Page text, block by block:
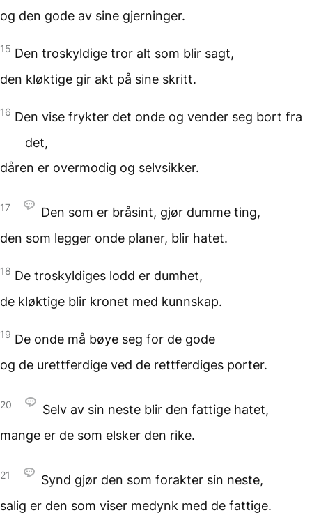
og den gode av sine gjerninger.
15 Den troskyldige tror alt som blir sagt,
den kløktige gir akt på sine skritt.
16 Den vise frykter det onde og vender seg bort fra
det,
dåren er overmodig og selvsikker.
17 Den som er bråsint, gjør dumme ting,
den som legger onde planer, blir hatet.
18 De troskyldiges lodd er dumhet,
de kløktige blir kronet med kunnskap.
19 De onde må bøye seg for de gode
og de urettferdige ved de rettferdiges porter.
20 Selv av sin neste blir den fattige hatet,
mange er de som elsker den rike.
21 Synd gjør den som forakter sin neste,
salig er den som viser medynk med de fattige.